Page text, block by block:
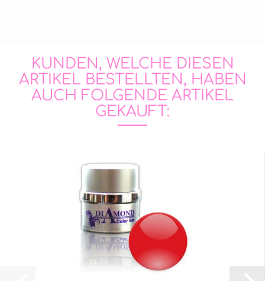
KUNDEN, WELCHE DIESEN
ARTIKEL BESTELLTEN, HABEN
AUCH FOLGENDE ARTIKEL
GEKAUFT: